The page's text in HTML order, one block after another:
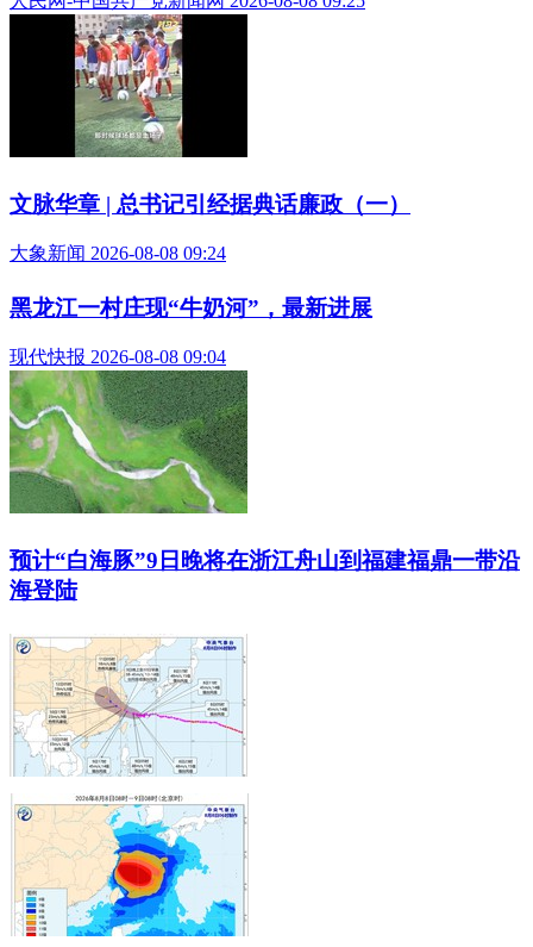
文脉华章 | 总书记引经据典话廉政（一）
大象新闻 2026-08-08 09:24
黑龙江一村庄现“牛奶河”，最新进展
现代快报 2026-08-08 09:04
预计“白海豚”9日晚将在浙江舟山到福建福鼎一带沿
海登陆